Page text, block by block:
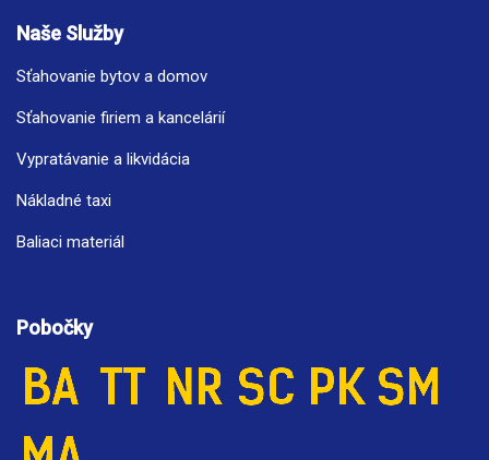
Naše Služby
Sťahovanie bytov a domov
Sťahovanie firiem a kancelárií
Vypratávanie a likvidácia
Nákladné taxi
Baliaci materiál
Pobočky